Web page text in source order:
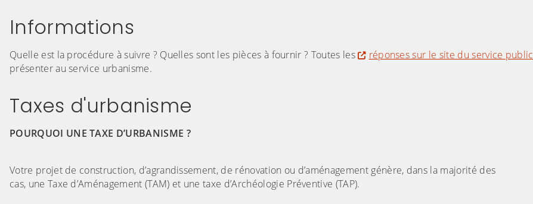
Informations
Quelle est la procédure à suivre ? Quelles sont les pièces à fournir ? Toutes les réponses sur le site du service public
présenter au service urbanisme.
Taxes d'urbanisme
POURQUOI UNE TAXE D’URBANISME ?
Votre projet de construction, d’agrandissement, de rénovation ou d’aménagement génère, dans la majorité des
cas, une Taxe d’Aménagement (TAM) et une taxe d’Archéologie Préventive (TAP).